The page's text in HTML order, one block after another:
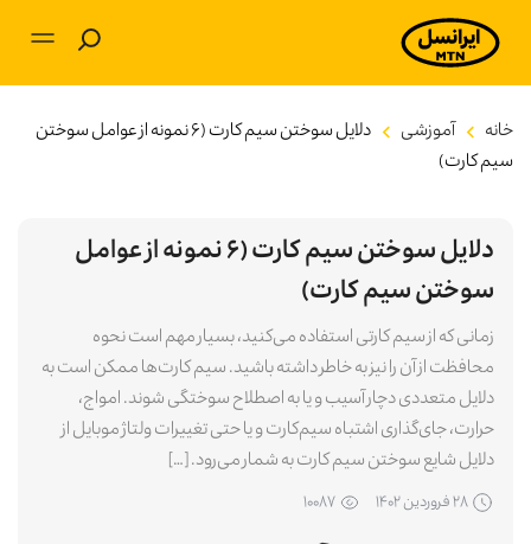
بلاگ
برنامه‌های کاربردی
سرگرمی
توسعه فردی
کسب و کار
خانه آموزشی
دلایل سوختن سیم کارت (۶ نمونه از عوامل سوختن
سیم کارت)
دلایل سوختن سیم کارت (۶ نمونه از عوامل
سوختن سیم کارت)
زمانی که از سیم کارتی استفاده می‌کنید، بسیار مهم است نحوه
محافظت از آن را نیز به خاطر داشته باشید. سیم کارت‌ها ممکن است به
دلایل متعددی دچار آسیب و یا به اصطلاح سوختگی شوند. امواج،
حرارت، جای‌گذاری اشتباه سیم‌کارت و یا حتی تغییرات ولتاژ موبایل از
دلایل شایع سوختن سیم ‌کارت به شمار می‌رود. […]
۲۸ فروردين ۱۴۰۲ ۱۰۰۸۷